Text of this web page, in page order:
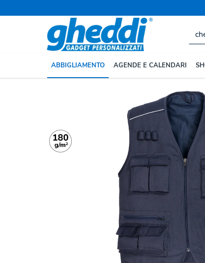
ABBIGLIAMENTO AGENDE E CALENDARI
Giacche e Smanicati